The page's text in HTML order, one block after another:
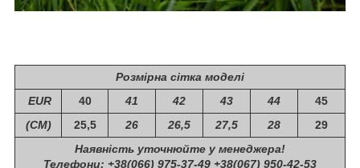
Розмірна сітка моделі
EUR
40 41 42 43 44
45
(СМ)
25,5 26 26,5 27,5 28
29
Наявність уточнюйте у менеджера!
Телефони: +38(066) 975-37-49 +38(067) 950-42-53